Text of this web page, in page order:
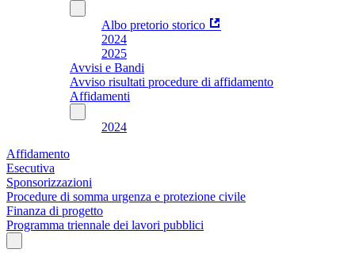
Albo pretorio storico
2024
2025
Avvisi e Bandi
Avviso risultati procedure di affidamento
Affidamenti
2024
Affidamento
Esecutiva
Sponsorizzazioni
Procedure di somma urgenza e protezione civile
Finanza di progetto
Programma triennale dei lavori pubblici